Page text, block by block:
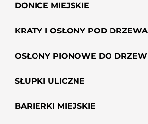
DONICE MIEJSKIE
KRATY I OSŁONY POD DRZEWA
OSŁONY PIONOWE DO DRZEW
SŁUPKI ULICZNE
BARIERKI MIEJSKIE